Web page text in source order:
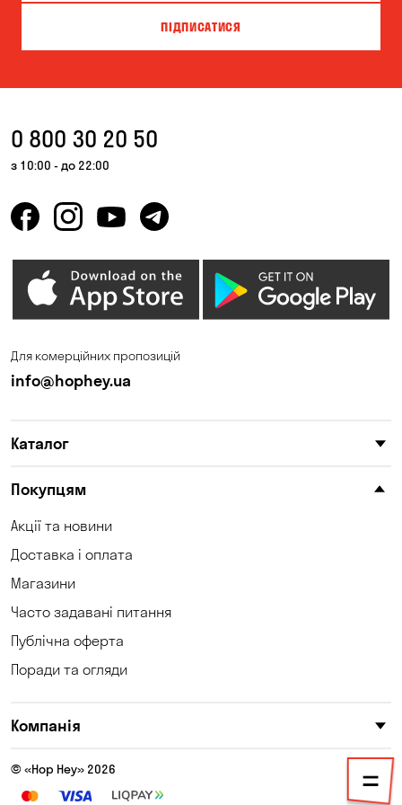
Кам'янське Київ
Одеса
Орлівщина
Борщагівка
Погреби Пухівка
Піщанка
Святопетрівське
Юрівка
ПІДПИСАТИСЯ
0 800 30 20 50
з 10:00 - до 22:00
Для комерційних пропозицій
info@hophey.ua
Каталог
Покупцям
Акції та новини
Доставка і оплата
Магазини
Часто задавані питання
Публічна оферта
Поради та огляди
Компанія
© «Hop Hey» 2026